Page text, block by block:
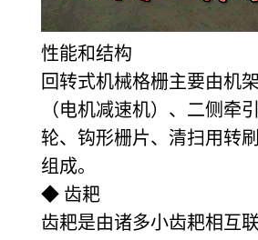
性能和结构
回转式机械格栅主要由机
（电机减速机）、二侧牵
轮、钩形栅片、清扫用转
组成。
◆ 齿耙
齿耙是由诸多小齿耙相互